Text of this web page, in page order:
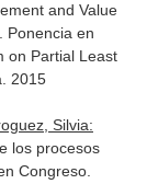
and Value
Ponencia en
on Partial Least
2015
Silvia:
los procesos
Congreso.